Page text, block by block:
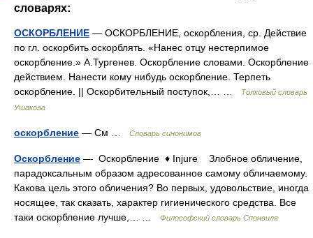
словарях:
ОСКОРБЛЕНИЕ — ОСКОРБЛЕНИЕ, оскорбления, ср. Действие
по гл. оскорбить оскорблять. «Нанес отцу нестерпимое
оскорбление.» А.Тургенев. Оскорбление словами. Оскорбление
действием. Нанести кому нибудь оскорбление. Терпеть
оскорбление. || Оскорбительный поступок,… …
Толковый словарь
Ушакова
оскорбление — См … Словарь синонимов
Оскорбление — Оскорбление ♦ Injure Злобное обличение,
парадоксальным образом адресованное самому обличаемому.
Какова цель этого обличения? Во первых, удовольствие, иногда
носящее, так сказать, характер гигиенического средства. Все
таки оскорбление лучше,… …
Философский словарь Спонвиля